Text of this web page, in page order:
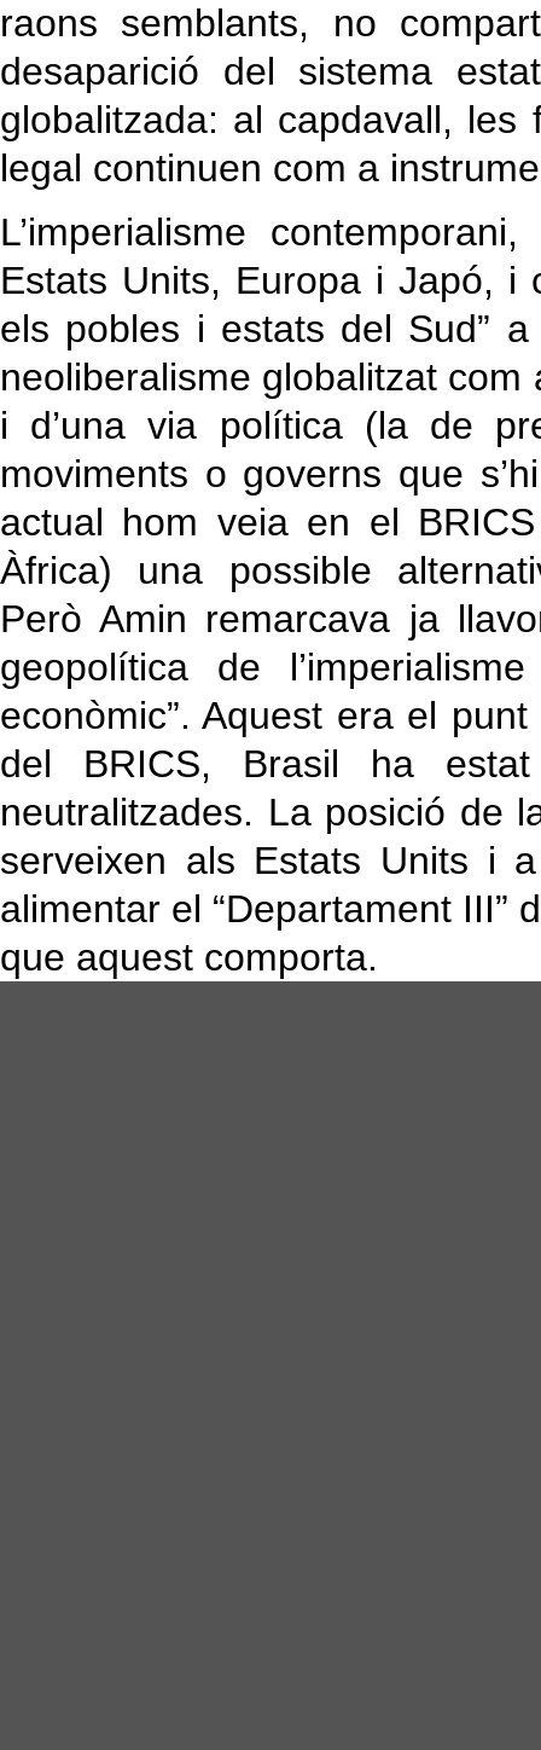
raons semblants, no
desaparició del sistema
globalitzada: al capdavall,
legal continuen com a
L’imperialisme
Estats Units, Europa i Japó, i
els pobles i estats del Sud”
neoliberalisme globalitzat
i d’una via política (la de
moviments o governs que
actual hom veia en el
Àfrica) una possible
Però Amin remarcava ja
geopolítica de
econòmic”. Aquest era el
del BRICS, Brasil ha
neutralitzades. La posició de
serveixen als Estats Units i
alimentar el “Departament III”
que aquest comporta.